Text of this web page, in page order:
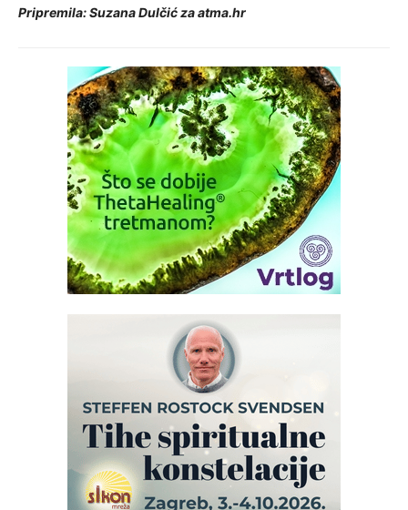
Pripremila: Suzana Dulčić za atma.hr